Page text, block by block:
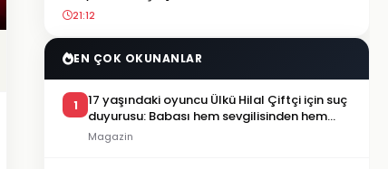
21:12
EN ÇOK OKUNANLAR
1
17 yaşındaki oyuncu Ülkü Hilal Çiftçi için suç
duyurusu: Babası hem sevgilisinden hem
menajerlik şirketinden şikayetçi oldu
Magazin